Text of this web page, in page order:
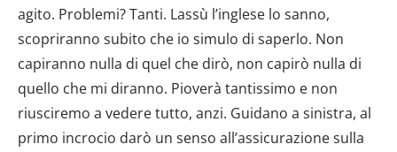
agito. Problemi? Tanti. Lassù l’inglese lo sanno,
scopriranno subito che io simulo di saperlo. Non
capiranno nulla di quel che dirò, non capirò nulla di
quello che mi diranno. Pioverà tantissimo e non
riusciremo a vedere tutto, anzi. Guidano a sinistra, al
primo incrocio darò un senso all’assicurazione sulla